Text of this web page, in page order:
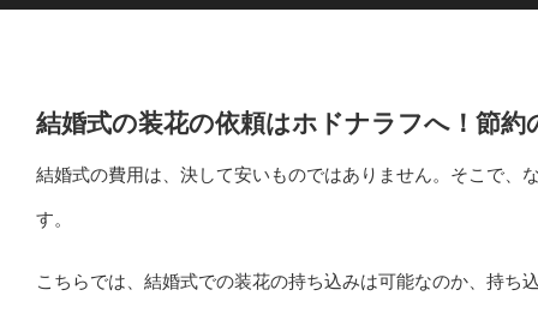
結婚式の装花の依頼はホドナラフへ！節
結婚式の費用は、決して安いものではありません。そこで、
す。
こちらでは、結婚式での装花の持ち込みは可能なのか、持